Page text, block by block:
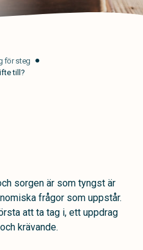
för steg
till?
sorgen är som tyngst är
frågor som uppstår.
att ta tag i, ett uppdrag
krävande.